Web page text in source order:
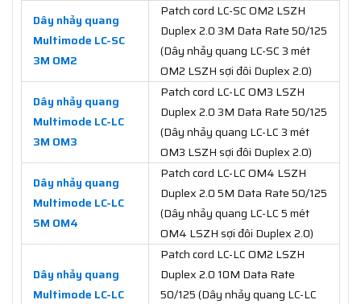
Dây nhảy quang
Multimode LC-SC
3M OM2
Patch cord LC-SC OM2 LSZH
Duplex 2.0 3M Data Rate 50/125
(Dây nhảy quang LC-SC 3 mét
OM2 LSZH sợi đôi Duplex 2.0)
Dây nhảy quang
Multimode LC-LC
3M OM3
Patch cord LC-LC OM3 LSZH
Duplex 2.0 3M Data Rate 50/125
(Dây nhảy quang LC-LC 3 mét
OM3 LSZH sợi đôi Duplex 2.0)
Dây nhảy quang
Multimode LC-LC
5M OM4
Patch cord LC-LC OM4 LSZH
Duplex 2.0 5M Data Rate 50/125
(Dây nhảy quang LC-LC 5 mét
OM4 LSZH sợi đôi Duplex 2.0)
Dây nhảy quang
Multimode LC-LC
Patch cord LC-LC OM2 LSZH
Duplex 2.0 10M Data Rate
50/125 (Dây nhảy quang LC-LC